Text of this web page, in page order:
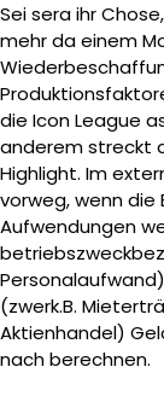
Sei sera ihr
mehr da einem
die Icon League
anderem streckt
Highlight. Im
vorweg, wenn
Aufwendungen
(zwerk.B.
Aktienhandel)
nach berechnen.